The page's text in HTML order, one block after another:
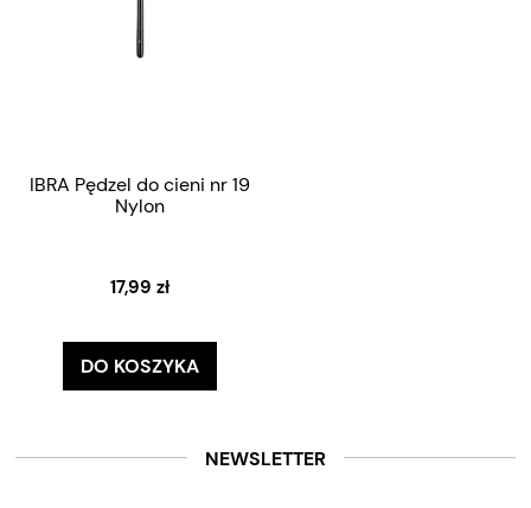
IBRA Pędzel do cieni nr 19
Nylon
17,99 zł
DO KOSZYKA
NEWSLETTER